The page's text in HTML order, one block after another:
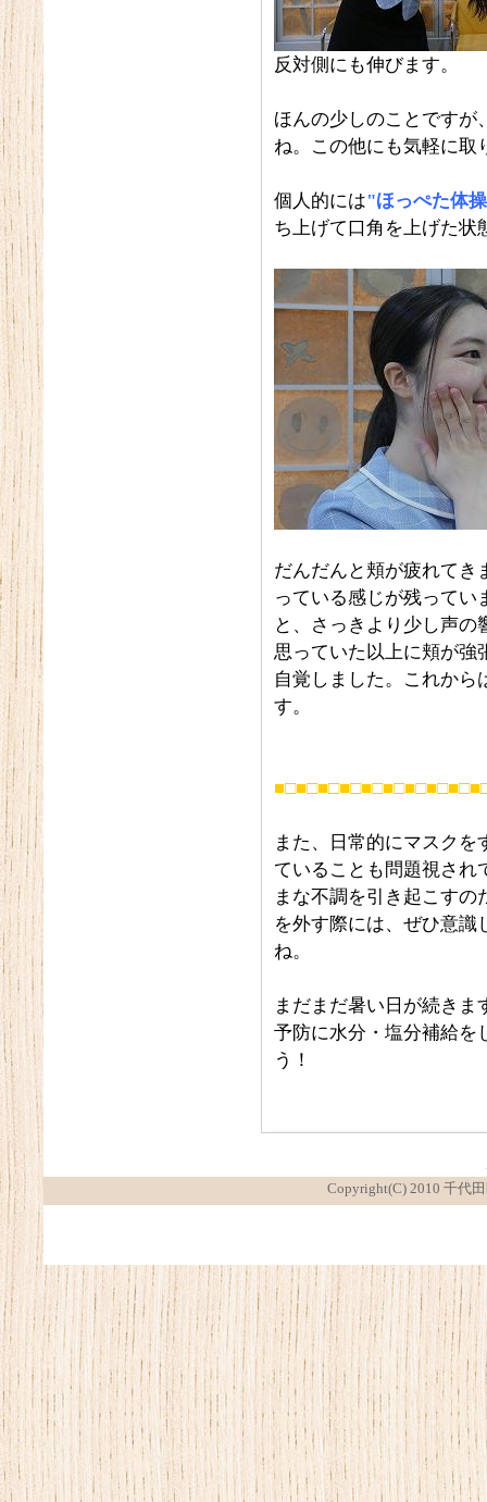
反対側にも伸びます。
ほんの少しのことですが
ね。この他にも気軽に取
個人的には"ほっぺた体
ち上げて口角を上げた状
だんだんと頬が疲れてき
っている感じが残ってい
と、さっきより少し声
思っていた以上に頬が強
自覚しました。これから
す。
また、日常的にマスク
ていることも問題視され
まな不調を引き起こす
を外す際には、ぜひ意識
ね。
まだまだ暑い日が続き
予防に水分・塩分補給を
う！
Copyright(C) 2010 千代